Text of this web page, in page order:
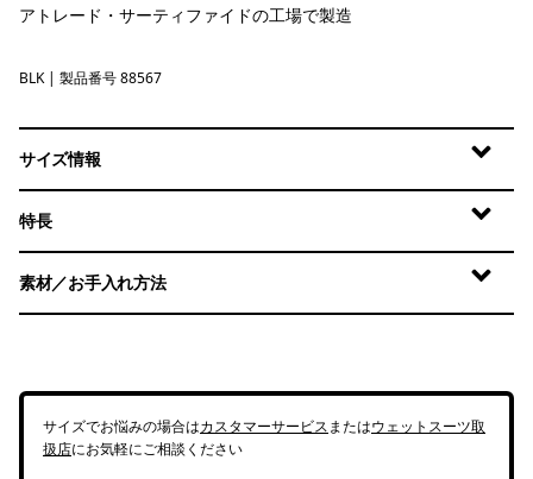
アトレード・サーティファイドの工場で製造
Black
BLK | 製品番号 88567
サイズ情報
特長
素材／お手入れ方法
サイズでお悩みの場合はカスタマーサービスまたはウェットスーツ取
扱店にお気軽にご相談ください